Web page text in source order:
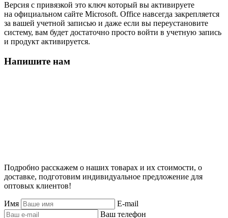
Версия с привязкой это ключ который вы активируете
на официальном сайте Microsoft. Office навсегда закрепляется
за вашей учетной записью и даже если вы переустановите
систему, вам будет достаточно просто войти в учетную запись
и продукт активируется.
Напишите нам
Подробно расскажем о наших товарах и их стоимости, о
доставке, подготовим индивидуальное предложение для
оптовых клиентов!
Имя
E-mail
Ваш телефон